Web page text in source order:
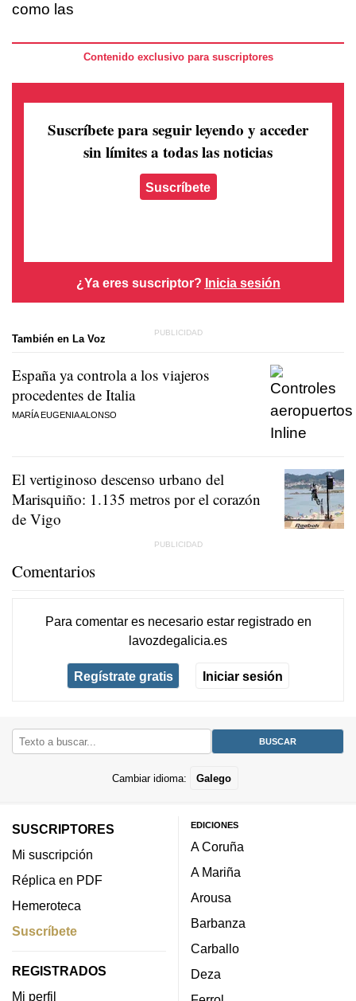
como las
Contenido exclusivo para suscriptores
Suscríbete para seguir leyendo y acceder
sin límites a todas las noticias
Suscríbete
¿Ya eres suscriptor? Inicia sesión
También en La Voz
España ya controla a los viajeros
procedentes de Italia
MARÍA EUGENIA ALONSO
El vertiginoso descenso urbano del
Marisquiño: 1.135 metros por el corazón
de Vigo
Comentarios
Para comentar es necesario estar registradoen
lavozdegalicia.es
Regístrate gratis Iniciar sesión
Cambiar idioma: Galego
SUSCRIPTORES
Mi suscripción
Réplica en PDF
Hemeroteca
Suscríbete
REGISTRADOS
Mi perfil
EDICIONES
A Coruña
A Mariña
Arousa
Barbanza
Carballo
Deza